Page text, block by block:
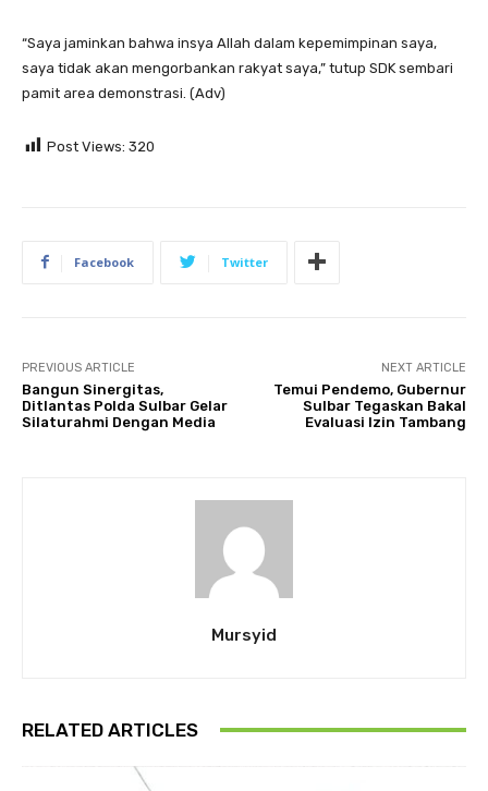
“Saya jaminkan bahwa insya Allah dalam kepemimpinan saya,
saya tidak akan mengorbankan rakyat saya,” tutup SDK sembari
pamit area demonstrasi. (Adv)
Post Views: 320
Facebook Twitter
PREVIOUS ARTICLE
Bangun Sinergitas,
Ditlantas Polda Sulbar Gelar
Silaturahmi Dengan Media
NEXT ARTICLE
Temui Pendemo, Gubernur
Sulbar Tegaskan Bakal
Evaluasi Izin Tambang
Mursyid
RELATED ARTICLES